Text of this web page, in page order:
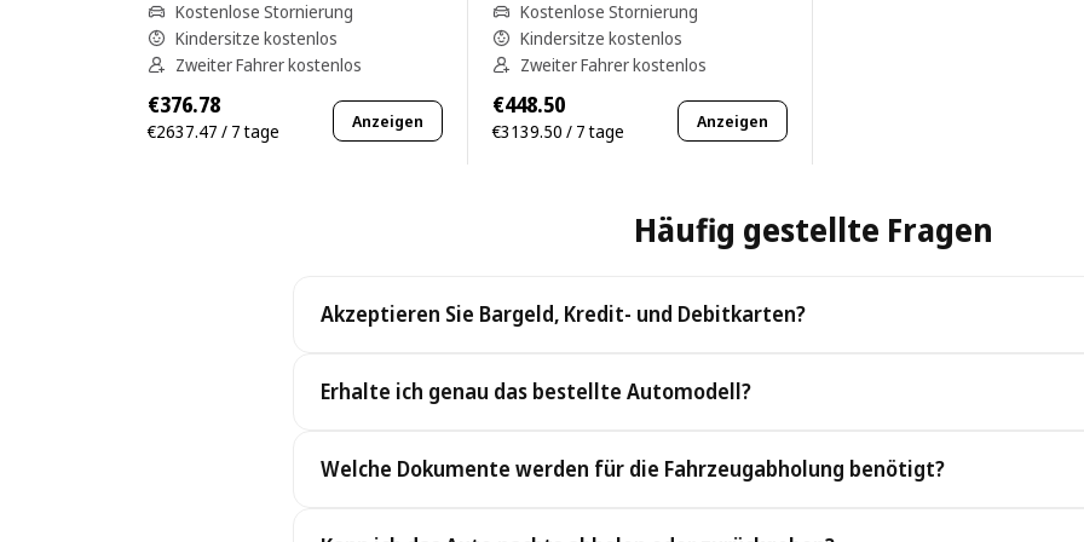
Kostenlose Stornierung
Kindersitze kostenlos
Zweiter Fahrer kostenlos
€376.78
€2637.47 / 7 tage Anzeigen
Kostenlose Stornierung
Kindersitze kostenlos
Zweiter Fahrer kostenlos
€448.50
€3139.50 / 7 tage Anzeigen
Häufig gestellte Fragen
Akzeptieren Sie Bargeld, Kredit- und Debitkarten?
Erhalte ich genau das bestellte Automodell?
besseres Fahrzeug zu denselben Bedingungen ohne Aufpreis bereit.
Welche Dokumente werden für die Fahrzeugabholung benötigt?